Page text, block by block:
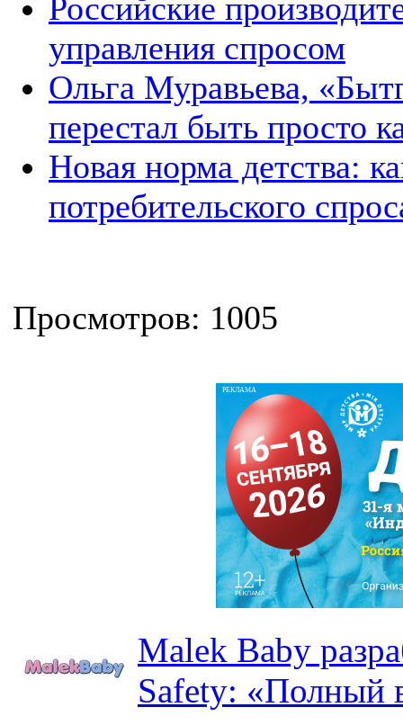
Российские
управления спросом
Ольга Муравьева,
перестал быть просто
Новая норма детства:
потребительского
Просмотров: 1005
РЕКЛАМА
Malek Baby
Safety: «Полный